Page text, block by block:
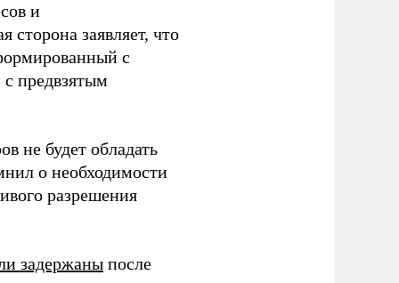
и
сторона заявляет, что
с
предвзятым
не будет обладать
о необходимости
разрешения
задержаны после